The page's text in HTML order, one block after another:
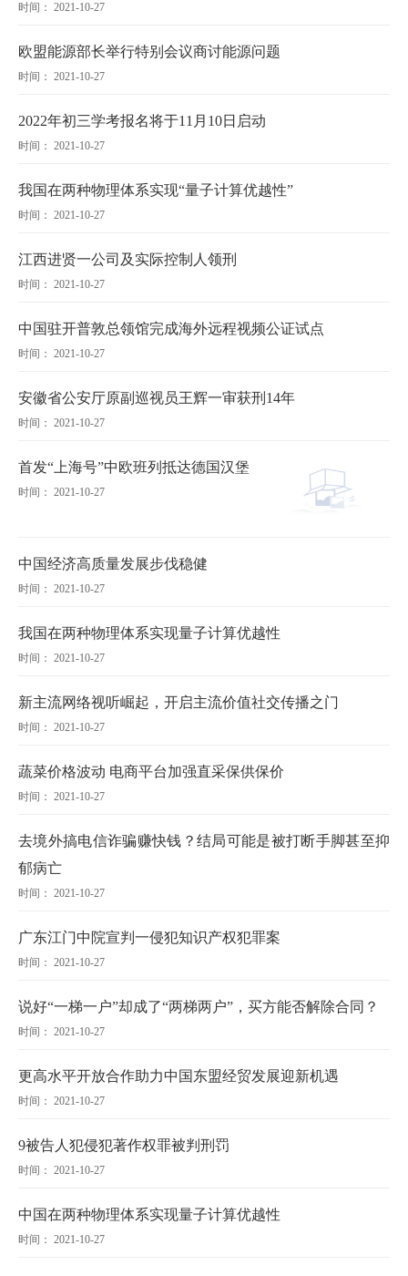
时间： 2021-10-27
欧盟能源部长举行特别会议商讨能源问题
时间： 2021-10-27
2022年初三学考报名将于11月10日启动
时间： 2021-10-27
我国在两种物理体系实现“量子计算优越性”
时间： 2021-10-27
江西进贤一公司及实际控制人领刑
时间： 2021-10-27
中国驻开普敦总领馆完成海外远程视频公证试点
时间： 2021-10-27
安徽省公安厅原副巡视员王辉一审获刑14年
时间： 2021-10-27
首发“上海号”中欧班列抵达德国汉堡
时间： 2021-10-27
中国经济高质量发展步伐稳健
时间： 2021-10-27
我国在两种物理体系实现量子计算优越性
时间： 2021-10-27
新主流网络视听崛起，开启主流价值社交传播之门
时间： 2021-10-27
蔬菜价格波动 电商平台加强直采保供保价
时间： 2021-10-27
去境外搞电信诈骗赚快钱？结局可能是被打断手脚甚至抑
郁病亡
时间： 2021-10-27
广东江门中院宣判一侵犯知识产权犯罪案
时间： 2021-10-27
说好“一梯一户”却成了“两梯两户”，买方能否解除合同？
时间： 2021-10-27
更高水平开放合作助力中国东盟经贸发展迎新机遇
时间： 2021-10-27
9被告人犯侵犯著作权罪被判刑罚
时间： 2021-10-27
中国在两种物理体系实现量子计算优越性
时间： 2021-10-27